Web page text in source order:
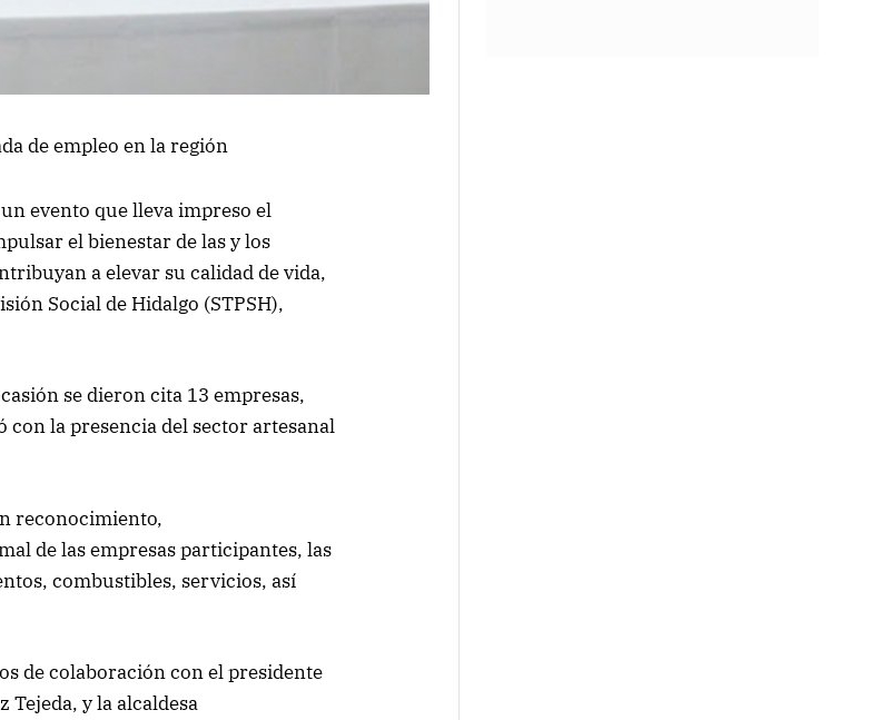
de empleo en la región
evento que lleva impreso el
el bienestar de las y los
a elevar su calidad de vida,
Social de Hidalgo (STPSH),
se dieron cita 13 empresas,
con la presencia del sector artesanal
reconocimiento,
de las empresas participantes, las
combustibles, servicios, así
de colaboración con el presidente
y la alcaldesa